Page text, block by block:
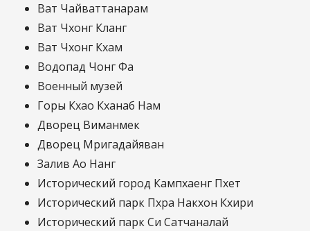
Ват Чайваттанарам
Ват Чхонг Кланг
Ват Чхонг Кхам
Водопад Чонг Фа
Военный музей
Горы Кхао Кханаб Нам
Дворец Виманмек
Дворец Мригадайяван
Залив Ао Нанг
Исторический город Кампхаенг Пхет
Исторический парк Пхра Накхон Кхири
Исторический парк Си Сатчаналай